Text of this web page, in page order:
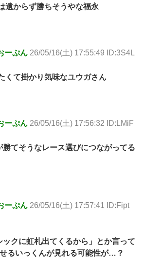
遠からず勝ちそうやな福永
ーぷん 26/05/16(土) 17:55:49 ID:3S4L
くて掛かり気味なユウガさん
ーぷん 26/05/16(土) 17:56:32 ID:LMiF
てそうなレース選びにつながってる
ーぷん 26/05/16(土) 17:57:41 ID:Fipt
ックに虹札出てくるから」とか言って
るいっくんが見れる可能性が…？